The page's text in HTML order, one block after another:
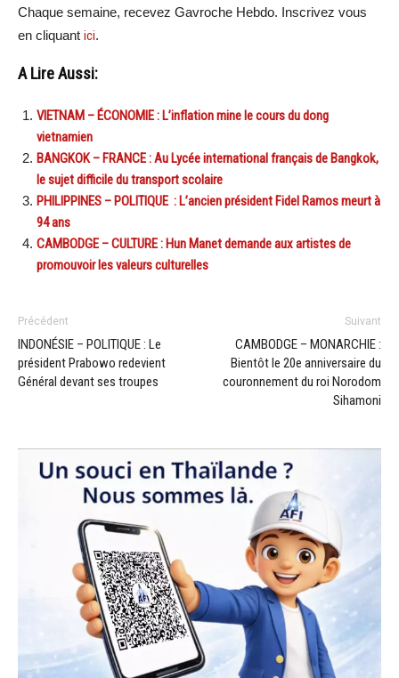
Chaque semaine, recevez Gavroche Hebdo. Inscrivez vous
en cliquant ici.
A Lire Aussi:
VIETNAM – ÉCONOMIE : L’inflation mine le cours du dong
vietnamien
BANGKOK – FRANCE : Au Lycée international français de Bangkok,
le sujet difficile du transport scolaire
PHILIPPINES – POLITIQUE : L’ancien président Fidel Ramos meurt à
94 ans
CAMBODGE – CULTURE : Hun Manet demande aux artistes de
promouvoir les valeurs culturelles
Précédent
INDONÉSIE – POLITIQUE : Le
président Prabowo redevient
Général devant ses troupes
Suivant
CAMBODGE – MONARCHIE :
Bientôt le 20e anniversaire du
couronnement du roi Norodom
Sihamoni